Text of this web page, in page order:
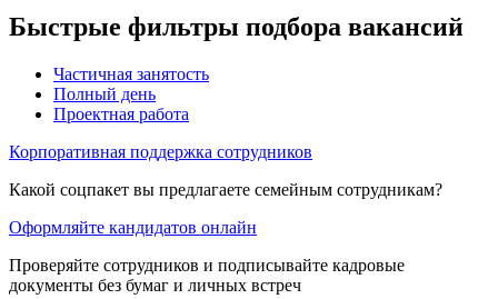
Быстрые фильтры подбора вакансий
Частичная занятость
Полный день
Проектная работа
Корпоративная поддержка сотрудников
Какой соцпакет вы предлагаете семейным сотрудникам?
Оформляйте кандидатов онлайн
Проверяйте сотрудников и подписывайте кадровые
документы без бумаг и личных встреч